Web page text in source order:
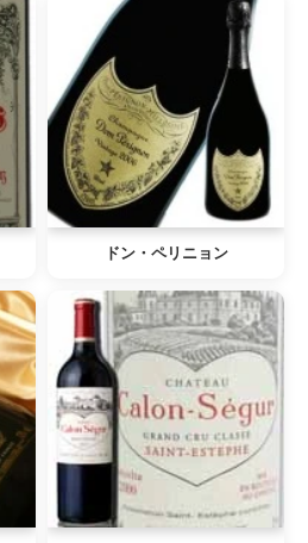
ドン・ペリニョン